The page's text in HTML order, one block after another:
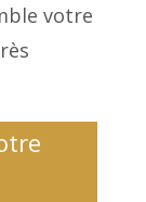
votre